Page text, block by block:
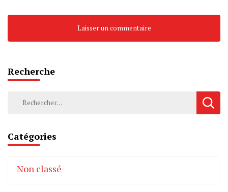
Recherche
Rechercher :
Catégories
Non classé